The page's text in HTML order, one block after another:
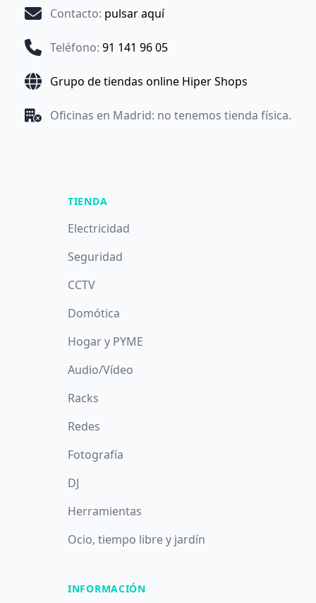
Contacto: pulsar aquí
Teléfono: 91 141 96 05
Grupo de tiendas online Hiper Shops
Oficinas en Madrid: no tenemos tienda física.
TIENDA
Electricidad
Seguridad
CCTV
Domótica
Hogar y PYME
Audio/Vídeo
Racks
Redes
Fotografía
DJ
Herramientas
Ocio, tiempo libre y jardín
INFORMACIÓN